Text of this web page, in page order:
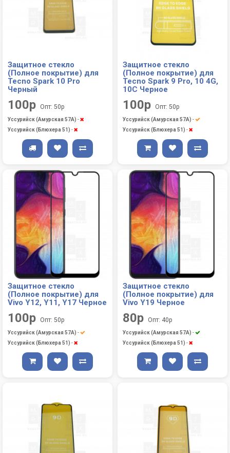
Защитное стекло
(Полное покрытие) для
Tecno Spark 10 Pro
Черный
100р Опт: 50р
Уссурийск (Амурская 57А) -
Уссурийск (Блюхера 51) -
Защитное стекло
(Полное покрытие) для
Tecno Spark 9 Pro, 10 4G,
10C Черное
100р Опт: 50р
Уссурийск (Амурская 57А) -
Уссурийск (Блюхера 51) -
Защитное стекло
(Полное покрытие) для
Vivo Y12, Y11, Y17 Черное
100р Опт: 50р
Уссурийск (Амурская 57А) -
Уссурийск (Блюхера 51) -
Защитное стекло
(Полное покрытие) для
Vivo Y19 Черное
80р Опт: 40р
Уссурийск (Амурская 57А) -
Уссурийск (Блюхера 51) -